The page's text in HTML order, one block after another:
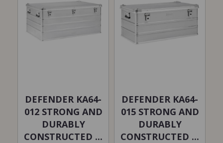
DEFENDER KA64-
012 STRONG AND
DURABLY
CONSTRUCTED ...
DEFENDER KA64-
015 STRONG AND
DURABLY
CONSTRUCTED ...